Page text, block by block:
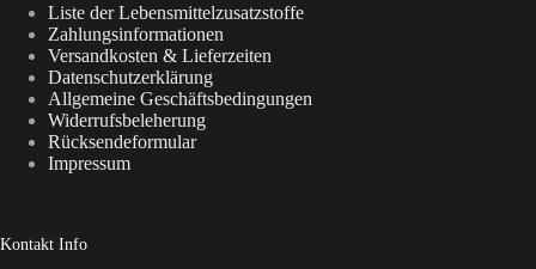
Liste der Lebensmittelzusatzstoffe
Zahlungsinformationen
Versandkosten & Lieferzeiten
Datenschutzerklärung
Allgemeine Geschäftsbedingungen
Widerrufsbeleherung
Rücksendeformular
Impressum
Kontakt Info